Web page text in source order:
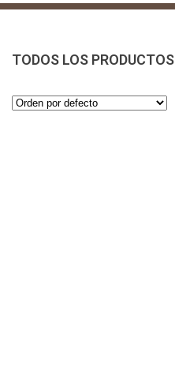
TODOS LOS PRODUCTOS